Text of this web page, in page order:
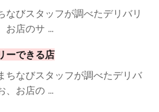
なびスタッフが調べたデリバリ
お店のサ ...
ーできる店
ちなびスタッフが調べたデリバ
、お店の ...